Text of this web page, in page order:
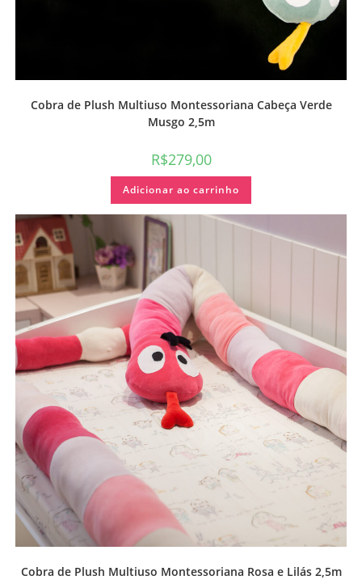
Cobra de Plush Multiuso Montessoriana Cabeça Verde
Musgo 2,5m
R$279,00
Adicionar ao carrinho
Cobra de Plush Multiuso Montessoriana Rosa e Lilás 2,5m